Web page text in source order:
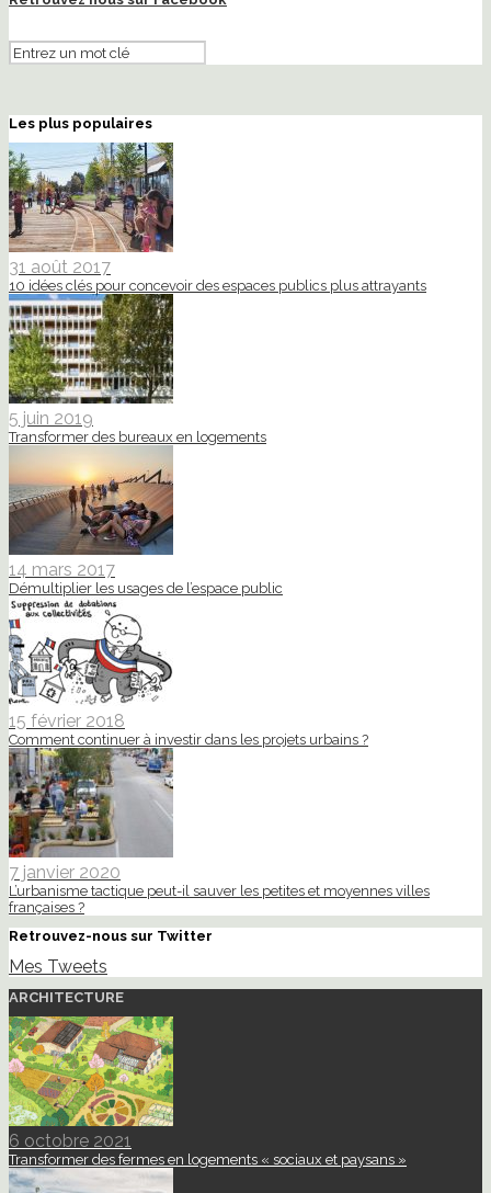
Les plus populaires
31 août 2017
10 idées clés pour concevoir des espaces publics plus attrayants
5 juin 2019
Transformer des bureaux en logements
14 mars 2017
Démultiplier les usages de l’espace public
15 février 2018
Comment continuer à investir dans les projets urbains ?
7 janvier 2020
L’urbanisme tactique peut-il sauver les petites et moyennes villes
françaises ?
Retrouvez-nous sur Twitter
Mes Tweets
ARCHITECTURE
6 octobre 2021
Transformer des fermes en logements « sociaux et paysans »